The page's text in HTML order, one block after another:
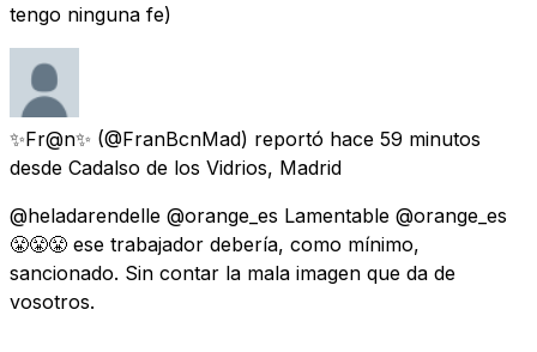
tengo ninguna fe)
✨Fr@n✨ (@FranBcnMad) reportó hace 59 minutos
desde Cadalso de los Vidrios, Madrid
@heladarendelle @orange_es Lamentable @orange_es
😤😤😤 ese trabajador debería, como mínimo,
sancionado. Sin contar la mala imagen que da de
vosotros.